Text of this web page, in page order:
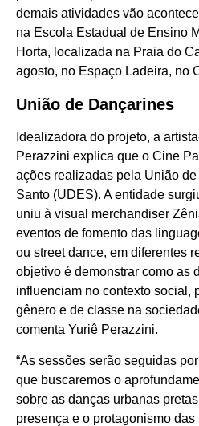
demais atividades vão
na Escola Estadual de Ensino
Horta, localizada na Praia do
agosto, no Espaço Ladeira, no
União de Dançarines
Idealizadora do projeto, a
Perazzini explica que o Cine
ações realizadas pela União
Santo (UDES). A entidade
uniu à visual merchandiser
eventos de fomento das
ou street dance, em diferentes
objetivo é demonstrar como as
influenciam no contexto social,
gênero e de classe na
comenta Yuriê Perazzini.
“As sessões serão seguidas
que buscaremos o
sobre as danças urbanas
presença e o protagonismo